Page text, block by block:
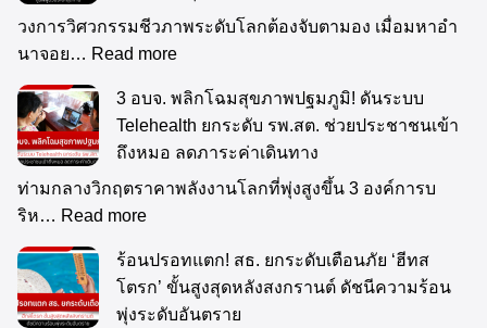
วงการวิศวกรรมชีวภาพระดับโลกต้องจับตามอง เมื่อมหาอำ
นาจอย… Read more
3 อบจ. พลิกโฉมสุขภาพปฐมภูมิ! ดันระบบ
Telehealth ยกระดับ รพ.สต. ช่วยประชาชนเข้า
ถึงหมอ ลดภาระค่าเดินทาง
ท่ามกลางวิกฤตราคาพลังงานโลกที่พุ่งสูงขึ้น 3 องค์การบ
ริห… Read more
ร้อนปรอทแตก! สธ. ยกระดับเตือนภัย ‘ฮีทส
โตรก’ ขั้นสูงสุดหลังสงกรานต์ ดัชนีความร้อน
พุ่งระดับอันตราย